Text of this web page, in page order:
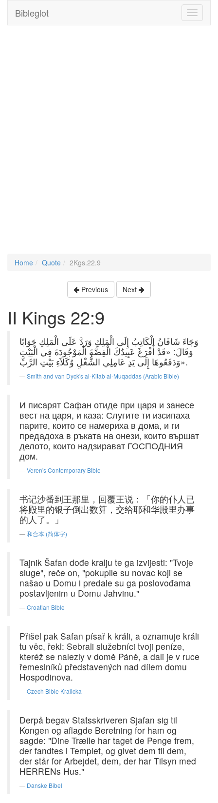
Toggle
Bibleglot
Home Quote 2Kgs.22.9
Previous Next
II Kings 22:9
وَجَاءَ شَافَانُ الْكَاتِبُ إِلَى الْمَلِكِ وَرَدَّ عَلَى الْمَلِكِ جَوَابًا
وَقَالَ: «قَدْ أَفْرَغَ عَبِيدُكَ الْفِضَّةَ الْمَوْجُودَةَ فِي الْبَيْتِ
وَدَفَعُوهَا إِلَى يَدِ عَامِلِي الشُّغْلِ وُكَلاَءِ بَيْتِ الرَّبِّ».
Smith and van Dyck's al-Kitab al-Muqaddas (Arabic Bible)
И писарят Сафан отиде при царя и занесе
вест на царя, и каза: Слугите ти изсипаха
парите, които се намериха в дома, и ги
предадоха в ръката на онези, които вършат
делото, които надзирават ГОСПОДНИЯ
дом.
Veren's Contemporary Bible
书记沙番到王那里，回覆王说：「你的仆人已
将殿里的银子倒出数算，交给耶和华殿里办事
的人了。」
和合本 (简体字)
Tajnik Šafan dođe kralju te ga izvijesti: "Tvoje
sluge", reče on, "pokupile su novac koji se
našao u Domu i predale su ga poslovođama
postavljenim u Domu Jahvinu."
Croatian Bible
Přišel pak Safan písař k králi, a oznamuje králi
tu věc, řekl: Sebrali služebníci tvoji peníze,
kteréž se nalezly v domě Páně, a dali je v ruce
řemeslníků představených nad dílem domu
Hospodinova.
Czech Bible Kralicka
Derpå begav Statsskriveren Sjafan sig til
Kongen og aflagde Beretning for ham og
sagde: "Dine Trælle har taget de Penge frem,
der fandtes i Templet, og givet dem til dem,
der står for Arbejdet, dem, der har Tilsyn med
HERRENs Hus."
Danske Bibel